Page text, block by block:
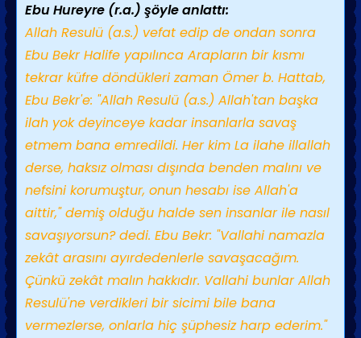
Ebu Hureyre (r.a.) şöyle anlattı:
Allah Resulü (a.s.) vefat edip de ondan sonra
Ebu Bekr Halife yapılınca Arapların bir kısmı
tekrar küfre döndükleri zaman Ömer b. Hattab,
Ebu Bekr'e: "Allah Resulü (a.s.) Allah'tan başka
ilah yok deyinceye kadar insanlarla savaş
etmem bana emredildi. Her kim La ilahe illallah
derse, haksız olması dışında benden malını ve
nefsini korumuştur, onun hesabı ise Allah'a
aittir," demiş olduğu halde sen insanlar ile nasıl
savaşıyorsun? dedi. Ebu Bekr: "Vallahi namazla
zekât arasını ayırdedenlerle savaşacağım.
Çünkü zekât malın hakkıdır. Vallahi bunlar Allah
Resulü'ne verdikleri bir sicimi bile bana
vermezlerse, onlarla hiç şüphesiz harp ederim."